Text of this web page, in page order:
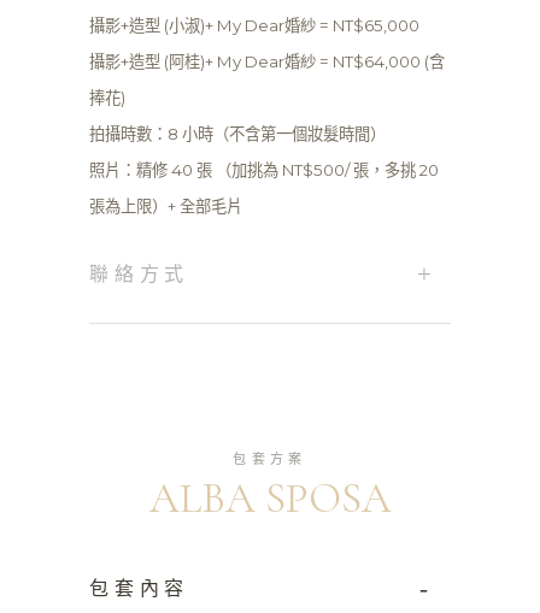
攝影+造型 (小淑)+ My Dear婚紗 = NT$65,000
攝影+造型 (阿桂)+ My Dear婚紗 = NT$64,000 (含
捧花)
拍攝時數：8 小時（不含第一個妝髮時間）
照片：精修 40 張 （加挑為 NT$500/ 張，多挑 20
張為上限）+ 全部毛片
聯絡方式 +
包套方案
ALBA SPOSA
包套內容 -